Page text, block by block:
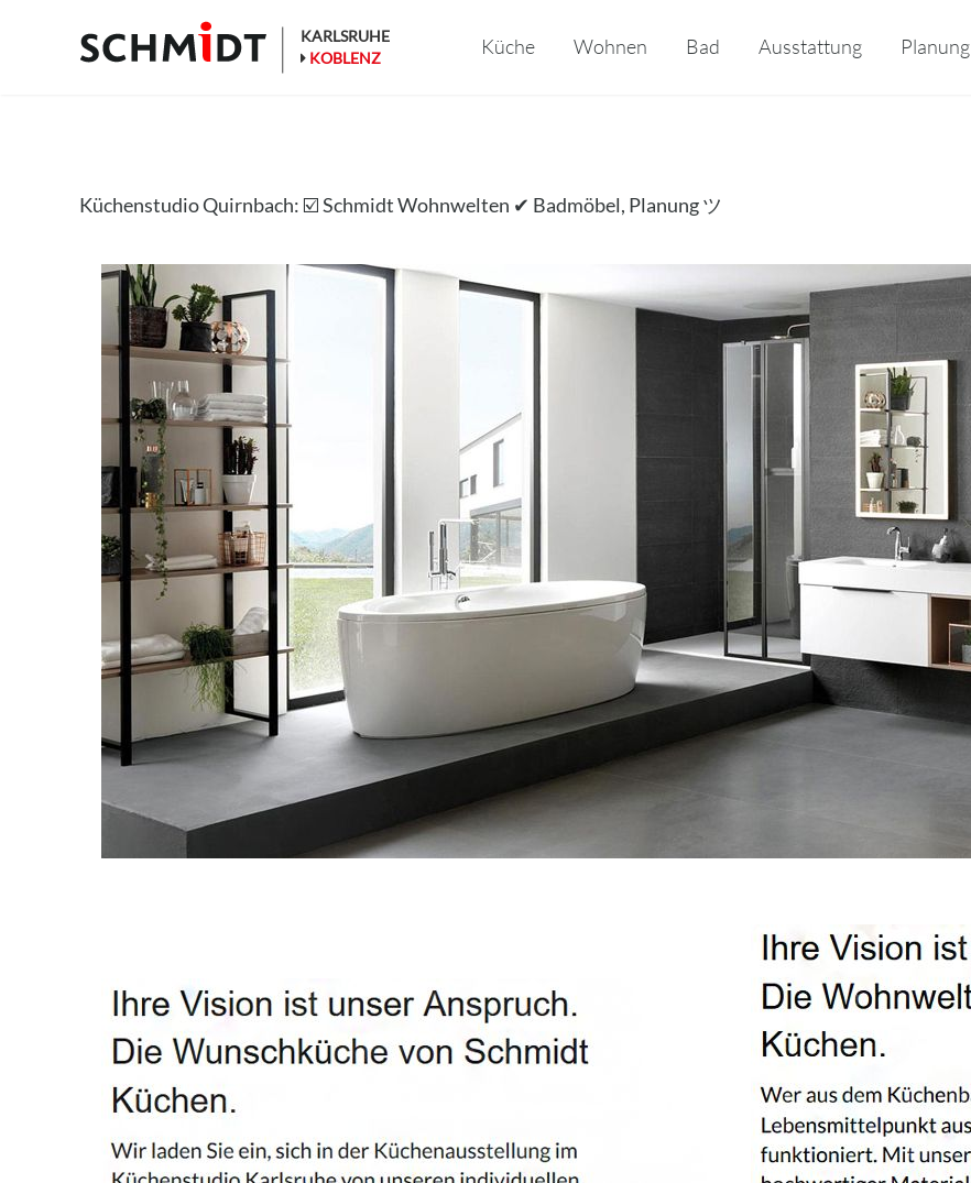
KARLSRUHE
KOBLENZ
Küche Wohnen Bad Ausstattung Planung
Küchenstudio Quirnbach: ☑️ Schmidt Wohnwelten ✔ Badmöbel, Planung ツ